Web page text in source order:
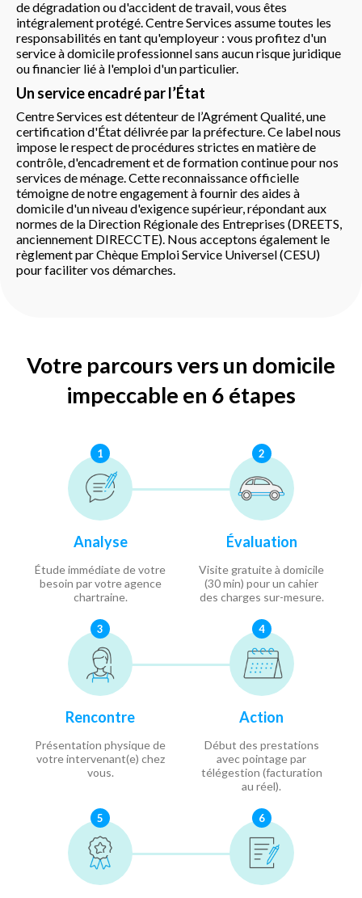
de dégradation ou d'accident de travail, vous êtes
intégralement protégé. Centre Services assume toutes les
responsabilités en tant qu'employeur : vous profitez d'un
service à domicile professionnel sans aucun risque juridique
ou financier lié à l'emploi d'un particulier.
Un service encadré par l’État
Centre Services est détenteur de l’Agrément Qualité, une
certification d'État délivrée par la préfecture. Ce label nous
impose le respect de procédures strictes en matière de
contrôle, d'encadrement et de formation continue pour nos
services de ménage. Cette reconnaissance officielle
témoigne de notre engagement à fournir des aides à
domicile d'un niveau d'exigence supérieur, répondant aux
normes de la Direction Régionale des Entreprises (DREETS,
anciennement DIRECCTE). Nous acceptons également le
règlement par Chèque Emploi Service Universel (CESU)
pour faciliter vos démarches.
Votre parcours vers un domicile
impeccable en 6 étapes
1
Analyse
Étude immédiate de votre
besoin par votre agence
chartraine.
2
Évaluation
Visite gratuite à domicile
(30 min) pour un cahier
des charges sur-mesure.
3
Rencontre
Présentation physique de
votre intervenant(e) chez
vous.
4
Action
Début des prestations
avec pointage par
télégestion (facturation
au réel).
5 6